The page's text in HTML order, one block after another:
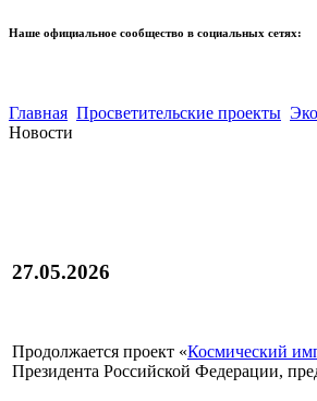
Наше официальное сообщество в социальных сетях:
Главная Просветительские проекты
Новости
27.05.2026
Продолжается проект «Космический
Президента Российской Федерации,